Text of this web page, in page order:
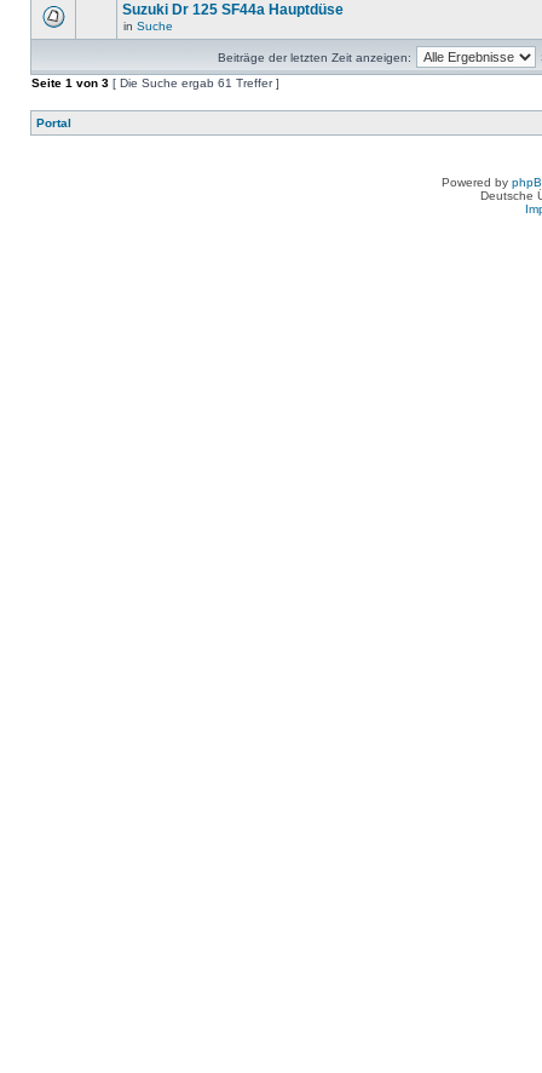
Suzuki Dr 125 SF44a Hauptdüse
in Suche
Beiträge der letzten Zeit anzeigen:
Seite 1 von 3 [ Die Suche ergab 61 Treffer ]
Portal
Powered by
Deutsche